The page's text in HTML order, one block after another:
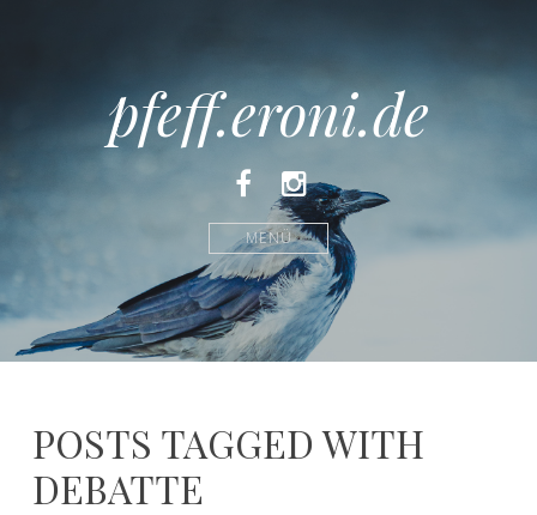
pfeff.eroni.de
FacebookInstagram
MENÜ
POSTS TAGGED WITH
DEBATTE